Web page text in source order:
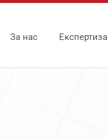
За нас Експертиза